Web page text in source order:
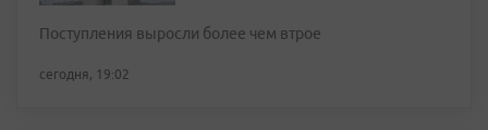
Поступления выросли более чем втрое
сегодня, 19:02